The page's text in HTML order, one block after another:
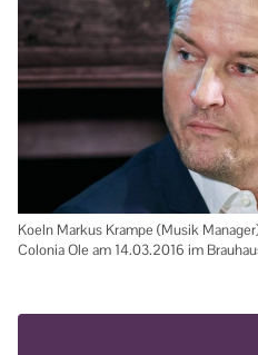
Koeln Markus Krampe (Musik
Colonia Ole am 14.03.2016 im